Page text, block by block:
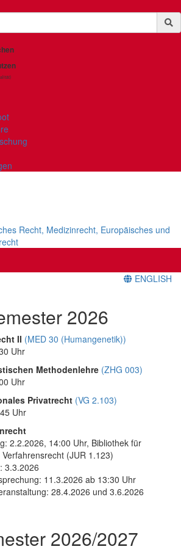
Recht, Medizinrecht, Europäisches und
ENGLISH
2026
II (MED 30 (Humangenetik))
Uhr
Methodenlehre (ZHG 003)
Uhr
Privatrecht (VG 2.103)
Uhr
2.2.2026, 14:00 Uhr, Bibliothek für
(JUR 1.123)
3.3.2026
11.3.2026 ab 13:30 Uhr
28.4.2026 und 3.6.2026
2026/2027